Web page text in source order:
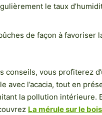
le taux
de façon à favoriser
conseils, vous profiterez
avec l’acacia, tout en
la pollution intérieure.
La mérule sur le